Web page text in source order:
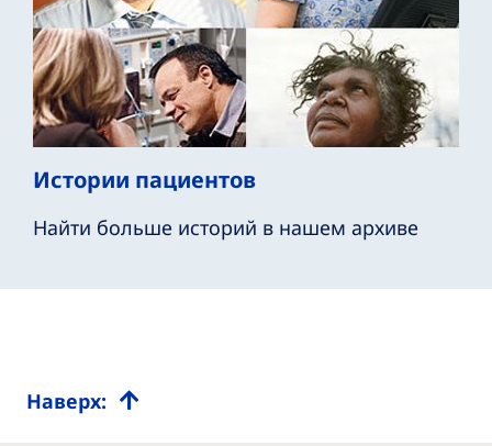
Истории пациентов
Найти больше историй в нашем архиве
Наверх: